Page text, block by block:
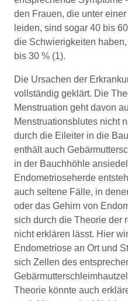
den Frauen, die unter
leiden, sind sogar 40 bis
die Schwierigkeiten
bis 30 % (1).
Die Ursachen der
vollständig geklärt. Die
Menstruation geht davon
Menstruationsblutes nicht
durch die Eileiter in die
enthält auch
in der Bauchhöhle
Endometrioseherde
auch seltene Fälle, in
oder das Gehirn von
sich durch die Theorie der
nicht erklären lässt. Hier
Endometriose an Ort und
sich Zellen des
Theorie könnte auch